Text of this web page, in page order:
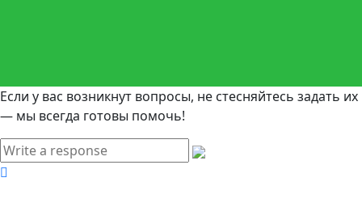
Если у вас возникнут вопросы, не стесняйтесь задать их
— мы всегда готовы помочь!